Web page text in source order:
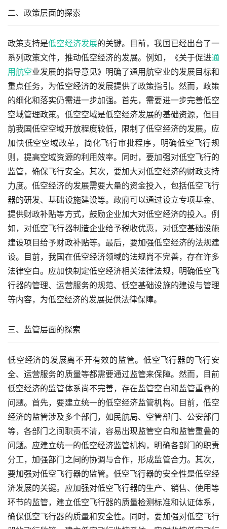
二、政策层面的探索
政策支持是低空经济发展的关键。目前，我国已经出台了一
系列政策文件，推动低空经济的发展。例如，《关于促进通
用航空业发展的指导意见》明确了通用航空业的发展目标和
重点任务，为低空经济的发展提供了政策指引。然而，政策
的细化和落实仍需进一步加强。首先，需要进一步完善低空
空域管理政策。低空空域是低空经济发展的基础资源，但目
前我国低空空域开放程度较低，限制了低空经济的发展。应
加快低空空域改革，简化飞行审批程序，明确低空飞行规
则，提高空域资源的利用效率。同时，要加强对低空飞行的
监管，确保飞行安全。其次，要加大对低空经济的财政支持
力度。低空经济的发展需要大量的资金投入，包括低空飞行
器的研发、基础设施建设等。政府可以通过设立专项基金、
提供财政补贴等方式，鼓励企业加大对低空经济的投入。例
如，对低空飞行器制造企业给予税收优惠，对低空基础设施
建设项目给予财政补贴等。最后，要加强低空经济的法规建
设。目前，我国在低空经济领域的法规尚不完善，存在许多
法律空白。应加快制定低空经济相关法律法规，明确低空飞
行器的管理、运营服务的规范、低空基础设施的建设与管理
等内容，为低空经济的发展提供法律保障。
三、监管层面的探索
低空经济的发展离不开有效的监管。低空飞行器的飞行安
全、运营服务的质量等都需要通过监管来保障。然而，目前
低空经济的监管体系尚不完善，存在监管空白和监管重叠的
问题。首先，要建立统一的低空经济监管机构。目前，低空
经济的监管涉及多个部门，如民航局、空管部门、公安部门
等，各部门之间职责不清，容易出现监管空白和监管重叠的
问题。应建立统一的低空经济监管机构，明确各部门的职责
分工，加强部门之间的协调与合作，形成监管合力。其次，
要加强对低空飞行器的监管。低空飞行器的安全性是低空经
济发展的关键。应加强对低空飞行器的生产、销售、使用等
环节的监管，建立低空飞行器的质量检测标准和认证体系，
确保低空飞行器的质量和安全性。同时，要加强对低空飞行